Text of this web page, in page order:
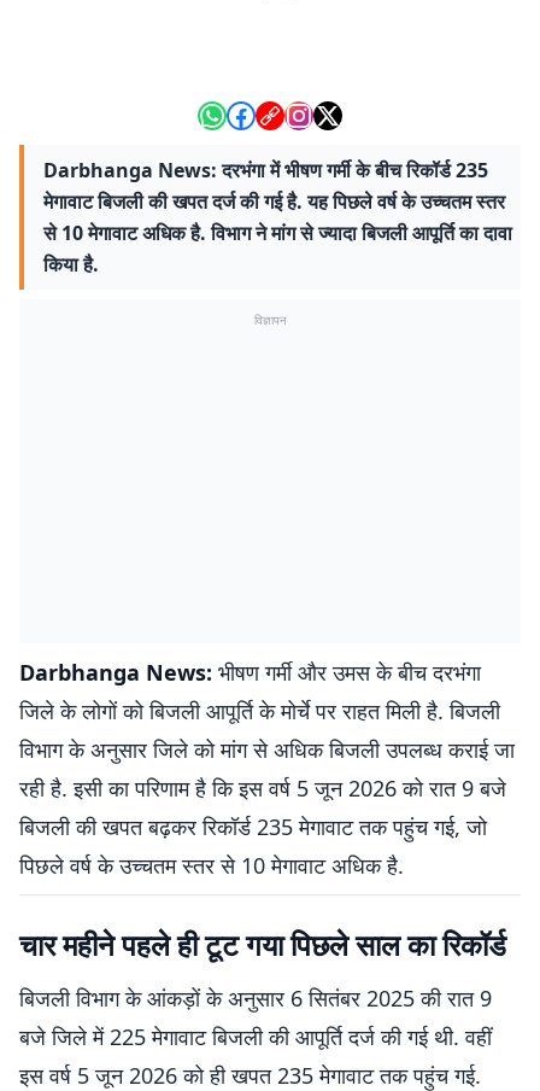
Darbhanga News: दरभंगा में भीषण गर्मी के बीच रिकॉर्ड 235
मेगावाट बिजली की खपत दर्ज की गई है. यह पिछले वर्ष के उच्चतम स्तर
से 10 मेगावाट अधिक है. विभाग ने मांग से ज्यादा बिजली आपूर्ति का दावा
किया है.
विज्ञापन
Darbhanga News: भीषण गर्मी और उमस के बीच दरभंगा
जिले के लोगों को बिजली आपूर्ति के मोर्चे पर राहत मिली है. बिजली
विभाग के अनुसार जिले को मांग से अधिक बिजली उपलब्ध कराई जा
रही है. इसी का परिणाम है कि इस वर्ष 5 जून 2026 को रात 9 बजे
बिजली की खपत बढ़कर रिकॉर्ड 235 मेगावाट तक पहुंच गई, जो
पिछले वर्ष के उच्चतम स्तर से 10 मेगावाट अधिक है.
चार महीने पहले ही टूट गया पिछले साल का रिकॉर्ड
बिजली विभाग के आंकड़ों के अनुसार 6 सितंबर 2025 की रात 9
बजे जिले में 225 मेगावाट बिजली की आपूर्ति दर्ज की गई थी. वहीं
इस वर्ष 5 जून 2026 को ही खपत 235 मेगावाट तक पहुंच गई.